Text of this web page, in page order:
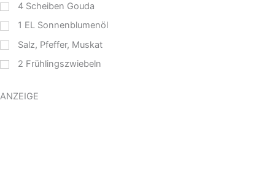
4 Scheiben Gouda
1 EL Sonnenblumenöl
Salz, Pfeffer, Muskat
2 Frühlingszwiebeln
ANZEIGE